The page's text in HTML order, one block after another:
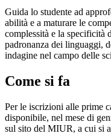
Guida lo studente ad
abilità e a maturare le
complessità e la specificità
padronanza dei linguaggi,
indagine nel campo delle
Come si fa
Per le iscrizioni alle prime
disponibile, nel mese di
sul sito del MIUR, a cui si